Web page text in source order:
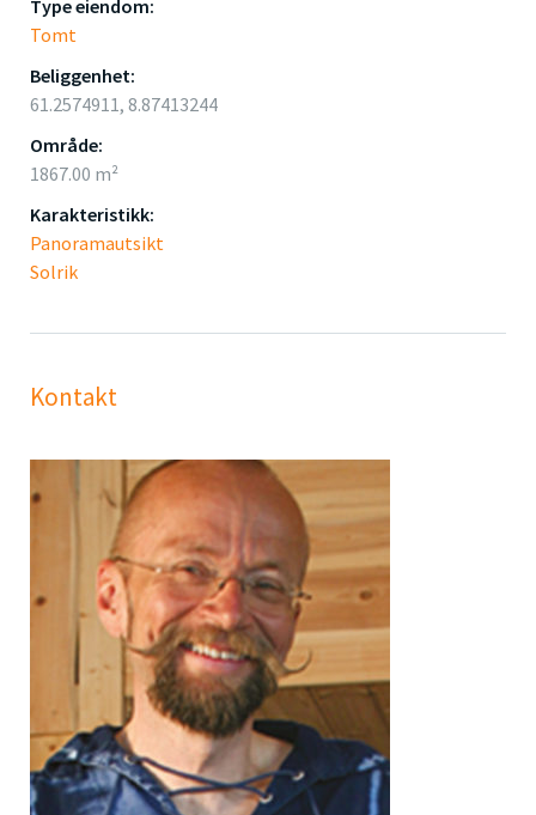
Type eiendom:
Tomt
Beliggenhet:
61.2574911, 8.87413244
Område:
1867.00 m²
Karakteristikk:
Panoramautsikt
Solrik
Kontakt